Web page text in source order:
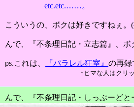
etc.etc.……。
こういうの、ボクは好きですねぇ。
んで、『不条理日記・立志篇』、ボ
ps.これは、
『パラレル狂室』 の再録
↑ヒマな人はクリックして
んで、『不条理日記・しっぷーどと